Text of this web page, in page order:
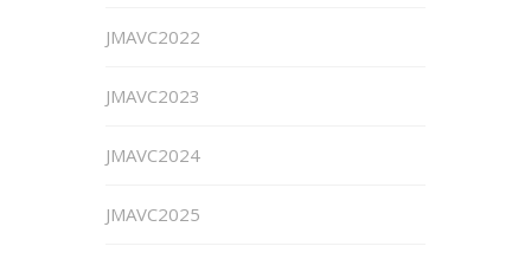
JMAVC2022
JMAVC2023
JMAVC2024
JMAVC2025